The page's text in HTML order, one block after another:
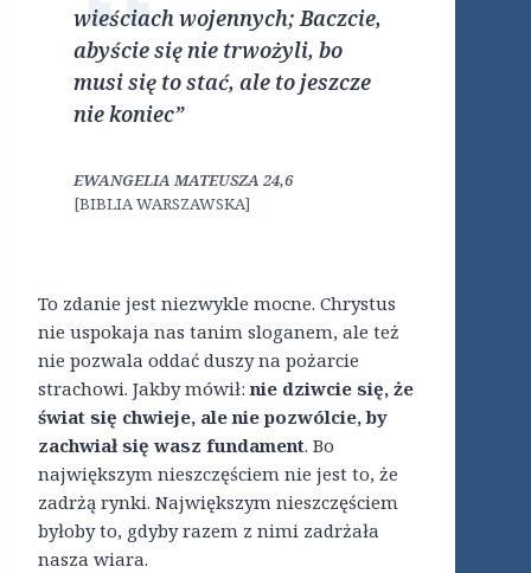
wieściach wojennych; Baczcie,
abyście się nie trwożyli, bo
musi się to stać, ale to jeszcze
nie koniec”
EWANGELIA MATEUSZA 24,6
[BIBLIA WARSZAWSKA]
To zdanie jest niezwykle mocne. Chrystus
nie uspokaja nas tanim sloganem, ale też
nie pozwala oddać duszy na pożarcie
strachowi. Jakby mówił:nie dziwcie się, że
świat się chwieje, ale nie pozwólcie, by
zachwiał się wasz fundament. Bo
największym nieszczęściem nie jest to, że
zadrżą rynki. Największym nieszczęściem
byłoby to, gdyby razem z nimi zadrżała
nasza wiara.